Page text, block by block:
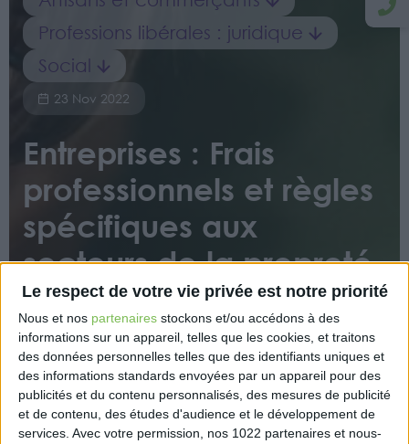
Le respect de votre vie privée est notre priorité
Nous et nos partenaires stockons et/ou accédons à des
informations sur un appareil, telles que les cookies, et traitons
des données personnelles telles que des identifiants uniques et
des informations standards envoyées par un appareil pour des
publicités et du contenu personnalisés, des mesures de publicité
et de contenu, des études d'audience et le développement de
services. Avec votre permission, nos 1022 partenaires et nous-
Professions libérales : juridique
Social
23 Nov 2022
Entreprises : Frais
professionnels et règles
spécifiques aux
secteurs de la propreté
et de la construction :
une nouvelle section
dans le BOSS est créée